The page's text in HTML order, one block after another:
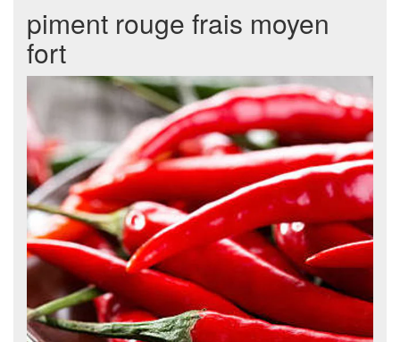
piment rouge frais moyen
fort